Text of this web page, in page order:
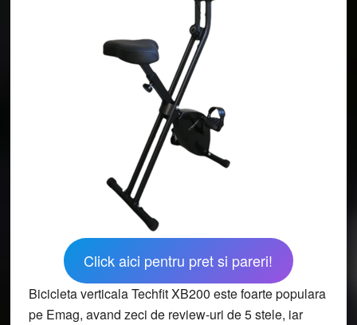
Click aici pentru pret si pareri!
Bicicleta verticala Techfit XB200 este foarte populara
pe Emag, avand zeci de review-uri de 5 stele, iar